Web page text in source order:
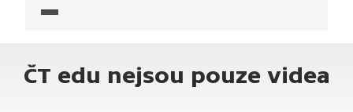
ČT edu nejsou pouze videa